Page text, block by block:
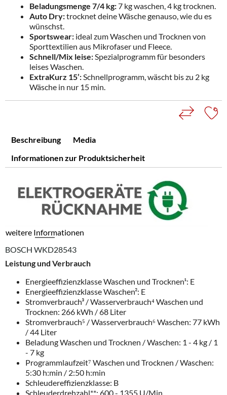
Beladungsmenge 7/4 kg:7 kg waschen, 4 kg trocknen.
Auto Dry:trocknet deine Wäsche genauso, wie du es
wünschst.
Sportswear: ideal zum Waschen und Trocknen von
Sporttextilien aus Mikrofaser und Fleece.
Schnell/Mix leise: Spezialprogramm für besonders
leises Waschen.
ExtraKurz 15’: Schnellprogramm, wäscht bis zu 2 kg
Wäsche in nur 15 min.
Beschreibung
Media
Informationen zur Produktsicherheit
weitere Informationen
BOSCH WKD28543
Leistung und Verbrauch
Energieeffizienzklasse Waschen und Trocknen¹: E
Energieeffizienzklasse Waschen²: E
Stromverbrauch³ / Wasserverbrauch⁴ Waschen und
Trocknen: 266 kWh / 68 Liter
Stromverbrauch⁵ / Wasserverbrauch⁶ Waschen: 77 kWh
/ 44 Liter
Beladung Waschen und Trocknen / Waschen: 1 - 4 kg / 1
- 7 kg
Programmlaufzeit⁷ Waschen und Trocknen / Waschen:
5:30 h:min / 2:50 h:min
Schleudereffizienzklasse: B
Schleuderdrehzahl**: 600 - 1355 U/Min.